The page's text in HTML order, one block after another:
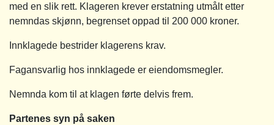
med en slik rett. Klageren krever erstatning utmålt etter
nemndas skjønn, begrenset oppad til 200 000 kroner.
Innklagede bestrider klagerens krav.
Fagansvarlig hos innklagede er eiendomsmegler.
Nemnda kom til at klagen førte delvis frem.
Partenes syn på saken